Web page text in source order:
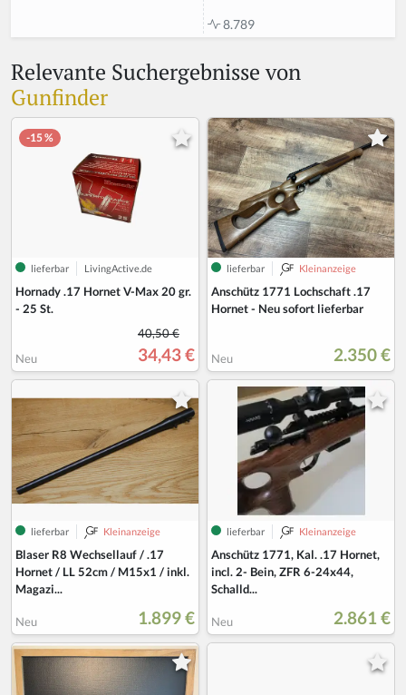
8.789
Relevante Suchergebnisse von
Gunfinder